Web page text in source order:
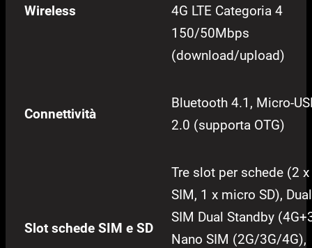
Wireless
4G LTE Categoria 4
150/50Mbps
(download/upload)
Connettività
Bluetooth 4.1, Micro-
2.0 (supporta OTG)
Slot schede SIM e SD
Tre slot per schede (2 x
SIM, 1 x micro SD), Dual
SIM Dual Standby
Nano SIM (2G/3G/4G),